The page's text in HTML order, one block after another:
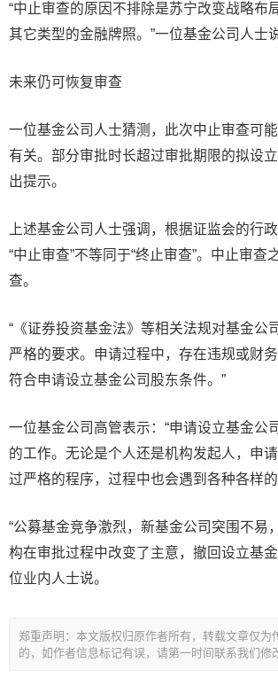
“中止审查的原因不排除是苏宁改变战略布
其它类型的金融牌照。”一位基金公司人士说
未来仍可恢复审查
一位基金公司人士猜测，此次中止审查可
有关。部分审批时长超过审批期限的拟设
出提示。
上述基金公司人士强调，根据证监会的行
“中止审查”不等同于“终止审查”。中止审查
查。
“《证券投资基金法》等相关法规对基金公
严格的要求。申请过程中，存在违规或财
符合申请设立基金公司股东条件。”
一位基金公司高管表示：“申请设立基金公
的工作。无论是个人还是机构发起人，申
过严格的程序，过程中也会遇到各种各样
“公募基金竞争激烈，新基金公司突围不易
构在审批过程中改变了主意，撤回设立基
位业内人士说。
郑重声明：本文版权归原作者所有，转载文章仅为
的，如作者信息标记有误，请第一时间联系我们修